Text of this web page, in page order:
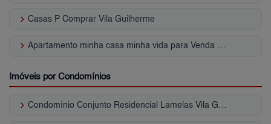
keyboard_arrow_right Casas P Comprar Vila Guilherme
keyboard_arrow_right Apartamento minha casa minha vida para Venda | Vila Guilherme
Imóveis por Condomínios
keyboard_arrow_right Condomínio Conjunto Residencial Lamelas Vila Guilherme